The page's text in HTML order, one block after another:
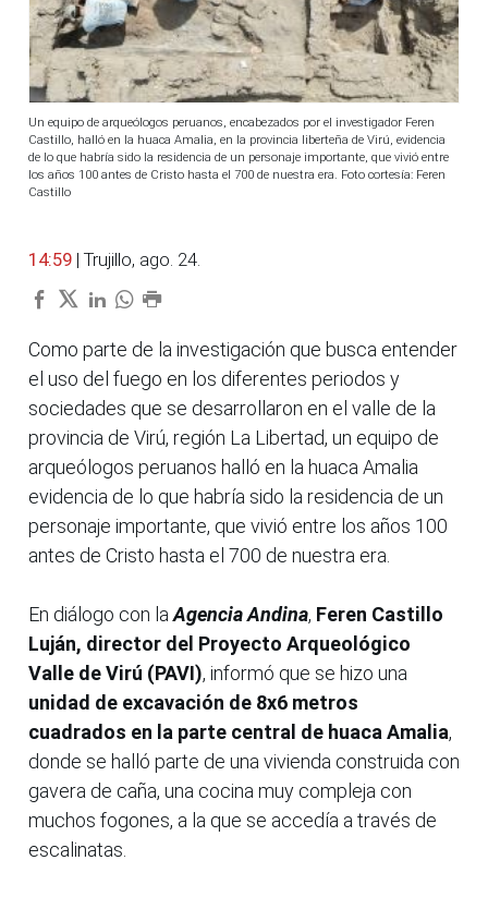
Un equipo de arqueólogos peruanos, encabezados por el investigador Feren
Castillo, halló en la huaca Amalia, en la provincia liberteña de Virú, evidencia
de lo que habría sido la residencia de un personaje importante, que vivió entre
los años 100 antes de Cristo hasta el 700 de nuestra era. Foto cortesía: Feren
Castillo
14:59 | Trujillo, ago. 24.
Como parte de la investigación que busca entender
el uso del fuego en los diferentes periodos y
sociedades que se desarrollaron en el valle de la
provincia de Virú, región La Libertad, un equipo de
arqueólogos peruanos halló en la huaca Amalia
evidencia de lo que habría sido la residencia de un
personaje importante, que vivió entre los años 100
antes de Cristo hasta el 700 de nuestra era.
En diálogo con laAgencia Andina, Feren Castillo
Luján, director del Proyecto Arqueológico
Valle de Virú (PAVI), informó que se hizo una
unidad de excavación de 8x6 metros
cuadrados en la parte central de huaca Amalia,
donde se halló parte de una vivienda construida con
gavera de caña, una cocina muy compleja con
muchos fogones, a la que se accedía a través de
escalinatas.